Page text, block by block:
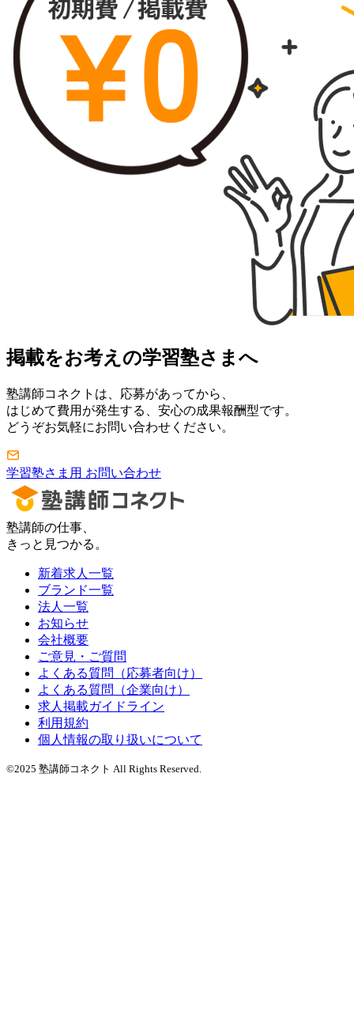
掲載をお考えの学習塾さまへ
塾講師コネクトは、応募があってから、
はじめて費用が発生する、安心の成果報酬型です。
どうぞお気軽にお問い合わせください。
学習塾さま用 お問い合わせ
塾講師の仕事、
きっと見つかる。
新着求人一覧
ブランド一覧
法人一覧
お知らせ
会社概要
ご意見・ご質問
よくある質問（応募者向け）
よくある質問（企業向け）
求人掲載ガイドライン
利用規約
個人情報の取り扱いについて
©2025 塾講師コネクト All Rights Reserved.